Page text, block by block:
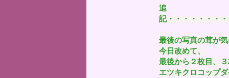
追
記・・・・・・・
最後の写真の茸が
今日改めて、
最後から２枚目、
エツキクロコップ